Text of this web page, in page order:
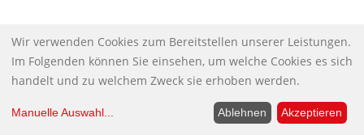
Uwe Krüger: Der Einfluss von Eliten auf
Leitmedien und Alpha-Journalisten
Außenminister Joschka Fischer unterstrich
Wir verwenden Cookies zum Bereitstellen unserer Leistungen.
Im Folgenden können Sie einsehen, um welche Cookies es sich
handelt und zu welchem Zweck sie erhoben werden.
Manuelle Auswahl... Ablehnen Akzeptieren